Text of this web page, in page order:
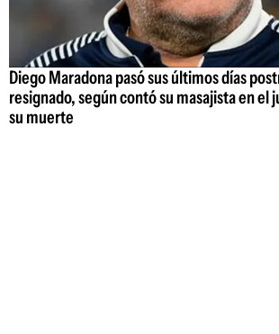
Diego Maradona pasó sus últimos días
resignado, según contó su masajista en el
su muerte